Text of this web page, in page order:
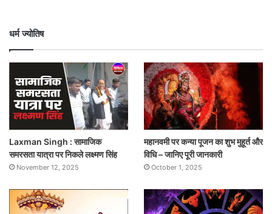
धर्म ज्योतिष
Laxman Singh : सामाजिक
समरसता यात्रा पर निकले लक्ष्मण सिंह
November 12, 2025
महानवमी पर कन्या पूजन का शुभ मुहूर्त और
विधि – जानिए पूरी जानकारी
October 1, 2025